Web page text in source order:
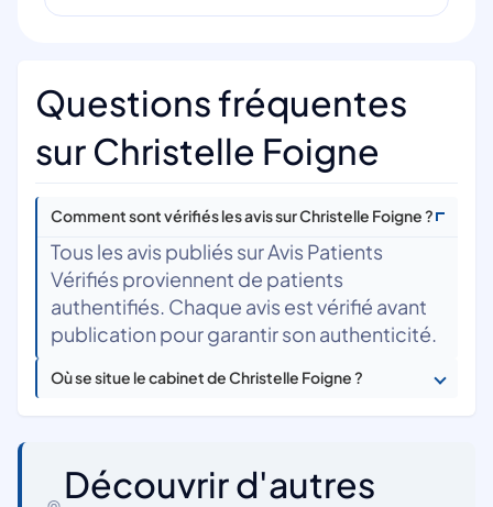
Questions fréquentes
sur Christelle Foigne
Comment sont vérifiés les avis sur Christelle Foigne ?
Tous les avis publiés sur Avis Patients
Vérifiés proviennent de patients
authentifiés. Chaque avis est vérifié avant
publication pour garantir son authenticité.
Où se situe le cabinet de Christelle Foigne ?
Découvrir d'autres